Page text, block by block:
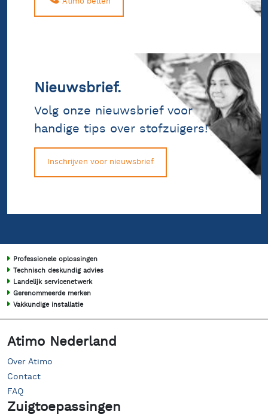
Nieuwsbrief.
Volg onze nieuwsbrief voor
handige tips over stofzuigers!
Inschrijven voor nieuwsbrief
Professionele oplossingen
Technisch deskundig advies
Landelijk servicenetwerk
Gerenommeerde merken
Vakkundige installatie
Atimo Nederland
Over Atimo
Contact
FAQ
Zuigtoepassingen